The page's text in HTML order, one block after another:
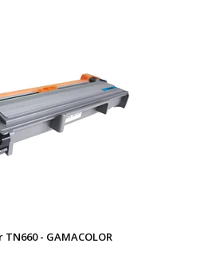
- GAMACOLOR